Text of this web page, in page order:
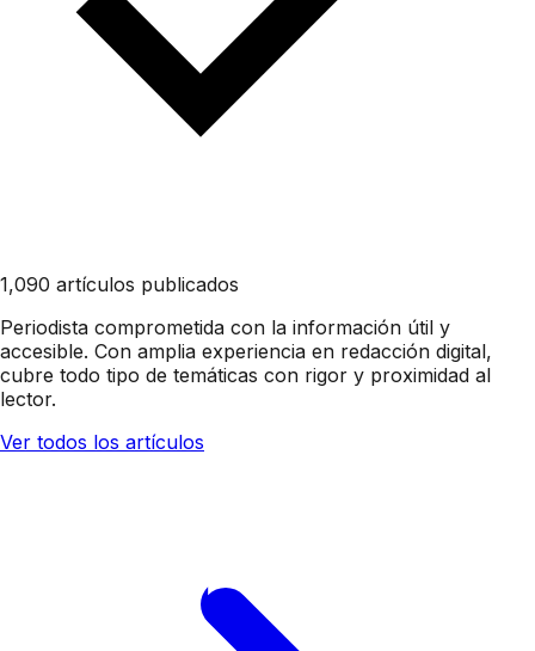
1,090 artículos publicados
Periodista comprometida con la información útil y
accesible. Con amplia experiencia en redacción digital,
cubre todo tipo de temáticas con rigor y proximidad al
lector.
Ver todos los artículos